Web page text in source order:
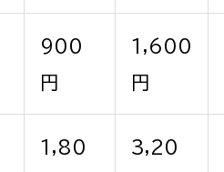
消防
若者部
政策課
若者支援課
900
円
1,600
円
1,80
3,20